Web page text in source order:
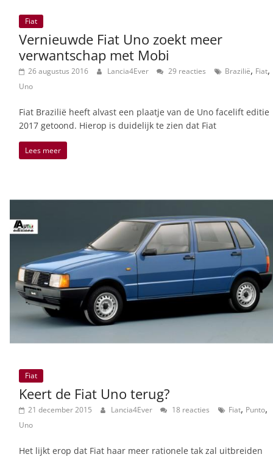
Fiat
Vernieuwde Fiat Uno zoekt meer
verwantschap met Mobi
26 augustus 2016 Lancia4Ever 29 reacties Brazilië, Fiat,
Uno
Fiat Brazilië heeft alvast een plaatje van de Uno facelift editie
2017 getoond. Hierop is duidelijk te zien dat Fiat
Lees meer
Fiat
Keert de Fiat Uno terug?
21 december 2015 Lancia4Ever 18 reacties Fiat, Punto,
Uno
Het lijkt erop dat Fiat haar meer rationele tak zal uitbreiden